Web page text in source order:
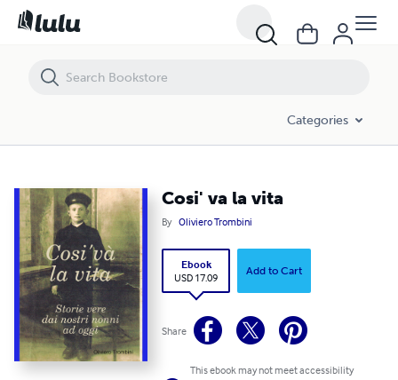
Categories
Cosi' va la vita
By Oliviero Trombini
Ebook
USD 17.09
Add to Cart
Share
This ebook may not meet accessibility
Cosi' va la vita